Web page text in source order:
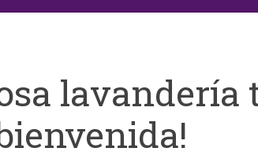
lavandería